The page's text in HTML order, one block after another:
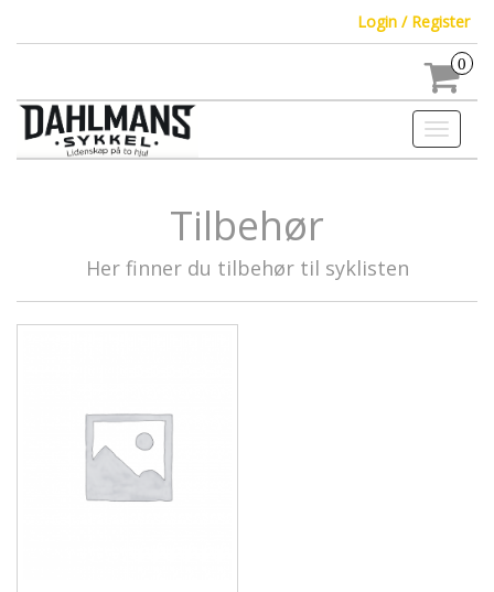
Login / Register
0
Toggle
Tilbehør
Her finner du tilbehør til syklisten